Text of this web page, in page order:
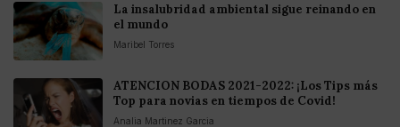
La insalubridad ambiental sigue reinando en
el mundo
Maribel Torres
ATENCION BODAS 2021-2022: ¡Los Tips más
Top para novias en tiempos de Covid!
Analia Martinez Garcia